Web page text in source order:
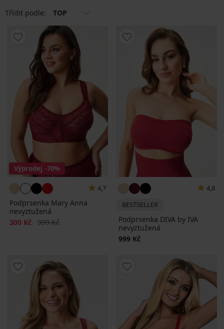
Třídit podle: TOP
Výprodej -70%
4,7
Podprsenka Mary Anna
nevyztužená
Sleva
300 Kč Původní cena
999 Kč
4,8
BESTSELLER
Podprsenka DIVA by IVA
nevyztužená
999 Kč